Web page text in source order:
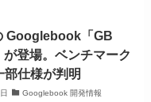
Googlebook「GB
登場。ベンチマーク
部仕様が判明
Googlebook 開発情報